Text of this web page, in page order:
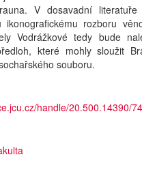
V dosavadní
ikonografickému rozboru
Vodrážkové tedy bude
které mohly sloužit
souboru.
handle/20.500.14390/